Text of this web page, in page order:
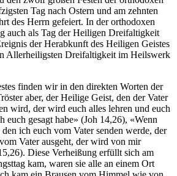
Tag nach Ostern und am zehnten
des Herrn gefeiert. In der orthodoxen
auch als Tag der Heiligen Dreifaltigkeit
der Herabkunft des Heiligen Geistes
Allerheiligsten Dreifaltigkeit im Heilswerk
finden wir in den direkten Worten der
aber, der Heilige Geist, den der Vater
wird, der wird euch alles lehren und euch
euch gesagt habe» (Joh 14,26), «Wenn
ich euch vom Vater senden werde, der
Vater ausgeht, der wird von mir
Diese Verheißung erfüllt sich am
kam, waren sie alle an einem Ort